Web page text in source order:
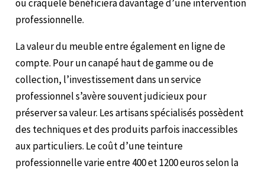
ou craquelé bénéficiera davantage d’une intervention
professionnelle.
La valeur du meuble entre également en ligne de
compte. Pour un canapé haut de gamme ou de
collection, l’investissement dans un service
professionnel s’avère souvent judicieux pour
préserver sa valeur. Les artisans spécialisés possèdent
des techniques et des produits parfois inaccessibles
aux particuliers. Le coût d’une teinture
professionnelle varie entre 400 et 1200 euros selon la